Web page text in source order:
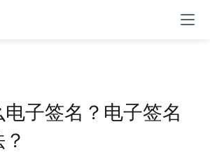
子签名？电子签名